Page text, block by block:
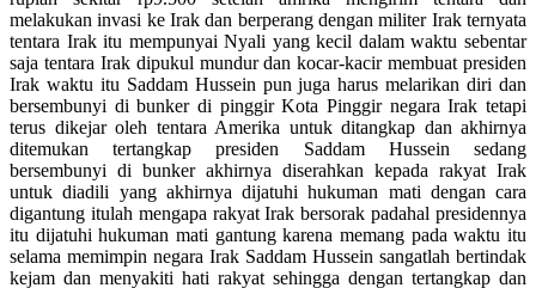
melakukan invasi ke Irak dan berperang dengan militer Irak ternyata
tentara Irak itu mempunyai Nyali yang kecil dalam waktu sebentar
saja tentara Irak dipukul mundur dan kocar-kacir membuat presiden
Irak waktu itu Saddam Hussein pun juga harus melarikan diri dan
bersembunyi di bunker di pinggir Kota Pinggir negara Irak tetapi
terus dikejar oleh tentara Amerika untuk ditangkap dan akhirnya
ditemukan tertangkap presiden Saddam Hussein sedang
bersembunyi di bunker akhirnya diserahkan kepada rakyat Irak
untuk diadili yang akhirnya dijatuhi hukuman mati dengan cara
digantung itulah mengapa rakyat Irak bersorak padahal presidennya
itu dijatuhi hukuman mati gantung karena memang pada waktu itu
selama memimpin negara Irak Saddam Hussein sangatlah bertindak
kejam dan menyakiti hati rakyat sehingga dengan tertangkap dan